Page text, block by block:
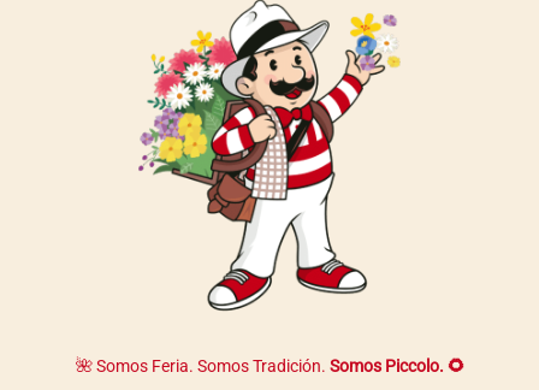
🌺 Somos Feria. Somos Tradición. Somos Piccolo. 🌻